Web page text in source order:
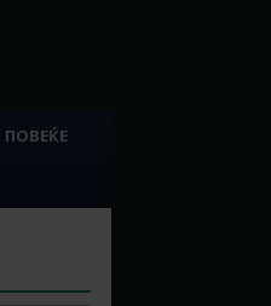
ПОВЕЌЕ